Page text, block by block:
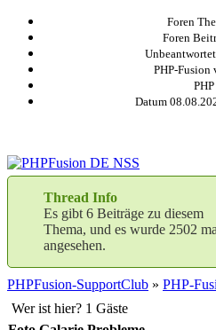
Foren
Foren
PHP-Fusion
Datum
Thread Info
Es gibt 6 Beiträge zu diesem
Thema, und es wurde 2502
angesehen.
PHPFusion-SupportClub » PHP-
Wer ist hier? 1 Gäste